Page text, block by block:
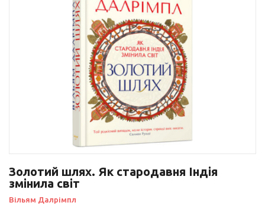
Золотий шлях. Як стародавня Індія
змінила світ
Вільям Далрімпл